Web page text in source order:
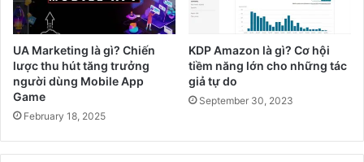
à
p
h
á
t
t
r
ể
G
o
o
g
l
e
A
UA Marketing là gì? Chiến
lược thu hút tăng trưởng
người dùng Mobile App
Game
February 18, 2025
KDP Amazon là gì? Cơ hội
tiềm năng lớn cho những tác
giả tự do
September 30, 2023